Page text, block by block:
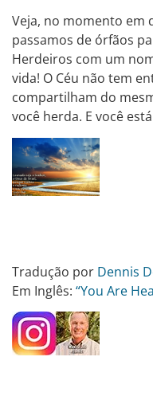
Veja, no momento em
passamos de órfãos
Herdeiros com um
vida! O Céu não tem
compartilham do
você herda. E você
Tradução por Dennis
Em Inglês: “You Are